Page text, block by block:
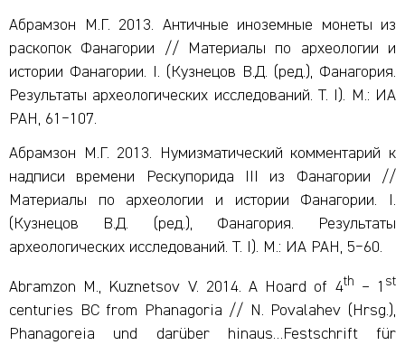
Абрамзон М.Г. 2013. Античные иноземные монеты из
раскопок Фанагории // Материалы по археологии и
истории Фанагории. I. (Кузнецов В.Д. (ред.), Фанагория.
Результаты археологических исследований. Т. I). М.: ИА
РАН, 61‒107.
Абрамзон М.Г. 2013. Нумизматический комментарий к
надписи времени Рескупорида III из Фанагории //
Материалы по археологии и истории Фанагории. I.
(Кузнецов В.Д. (ред.), Фанагория. Результаты
археологических исследований. Т. I). М.: ИА РАН, 5‒60.
Abramzon M., Kuznetsov V. 2014. A Hoard of 4th – 1 st
centuries BC from Phanagoria // N. Povalahev (Hrsg.),
Phanagoreia und darüber hinaus…Festschrift für